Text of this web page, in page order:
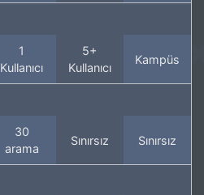
1
Kullanıcı
5+
Kullanıcı
Kampüs
30
arama
Sınırsız Sınırsız